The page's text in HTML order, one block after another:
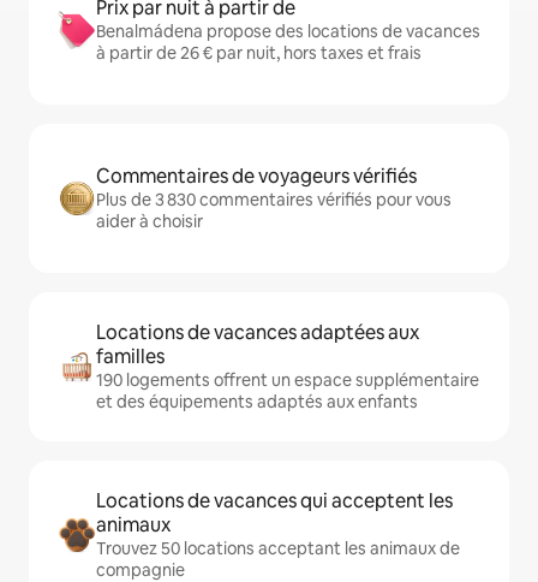
Prix par nuit à partir de
Benalmádena propose des locations de vacances
à partir de 26 € par nuit, hors taxes et frais
Commentaires de voyageurs vérifiés
Plus de 3 830 commentaires vérifiés pour vous
aider à choisir
Locations de vacances adaptées aux
familles
190 logements offrent un espace supplémentaire
et des équipements adaptés aux enfants
Locations de vacances qui acceptent les
animaux
Trouvez 50 locations acceptant les animaux de
compagnie